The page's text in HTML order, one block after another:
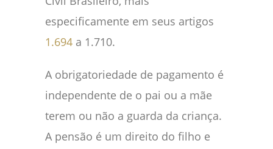
especificamente em seus artigos
1.694 a 1.710.
A obrigatoriedade de pagamento é
independente de o pai ou a mãe
terem ou não a guarda da criança.
A pensão é um direito do filho e